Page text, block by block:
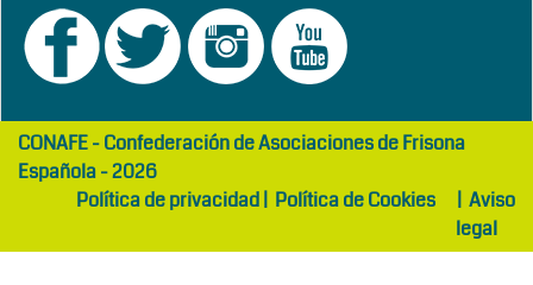
girls
abaya
maltepe
otelCONAFE - Confederación de Asociaciones de Frisona
Española - 2026
Política de privacidad| Política de Cookies | Aviso
legal